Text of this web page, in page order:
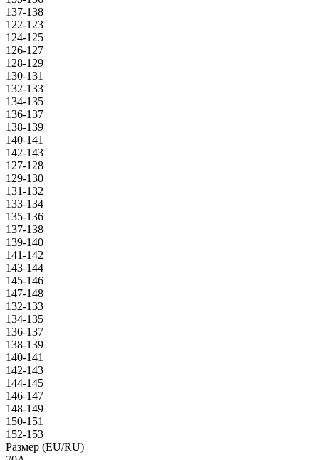
137-138
122-123
124-125
126-127
128-129
130-131
132-133
134-135
136-137
138-139
140-141
142-143
127-128
129-130
131-132
133-134
135-136
137-138
139-140
141-142
143-144
145-146
147-148
132-133
134-135
136-137
138-139
140-141
142-143
144-145
146-147
148-149
150-151
152-153
Размер (EU/RU)